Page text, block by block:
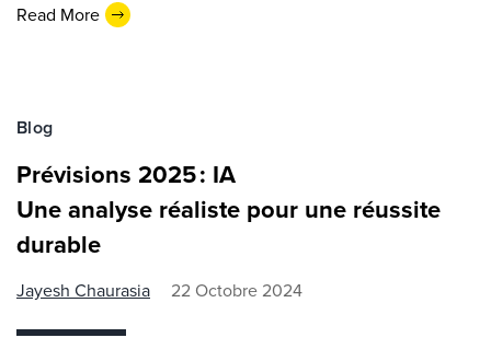
Read More
Blog
Prévisions 2025 : IA
Une analyse réaliste pour une réussite
durable
Jayesh Chaurasia 22 Octobre 2024